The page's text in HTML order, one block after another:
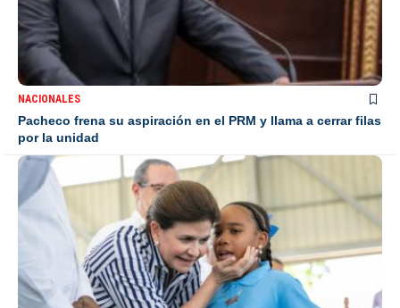
NACIONALES
Pacheco frena su aspiración en el PRM y llama a cerrar filas
por la unidad